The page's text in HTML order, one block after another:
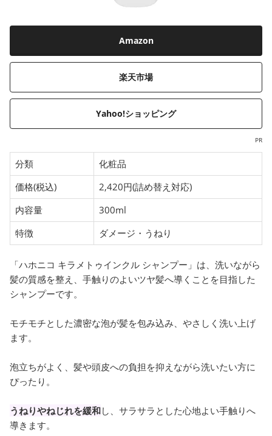
Amazon
楽天市場
Yahoo!ショッピング
PR
分類
化粧品
価格(税込)
2,420円(詰め替え対応)
内容量
300ml
特徴
ダメージ・うねり
「ハホニコ キラメトゥインクル シャンプー」は、洗いながら
髪の質感を整え、手触りのよいツヤ髪へ導くことを目指した
シャンプーです。
モチモチとした濃密な泡が髪を包み込み、やさしく洗い上げ
ます。
泡立ちがよく、髪や頭皮への負担を抑えながら洗いたい方に
ぴったり。
うねりやねじれを緩和し、サラサラとした心地よい手触りへ
導きます。